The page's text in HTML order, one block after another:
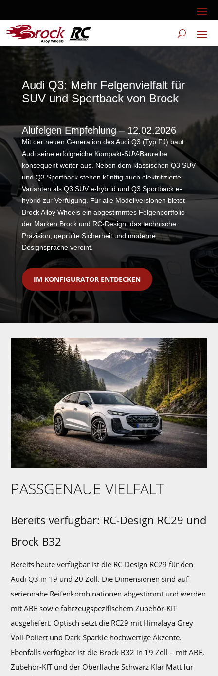
Audi Q3: Mehr Felgenvielfalt für
SUV und Sportback von Brock
Alufelgen Empfehlung – 12.02.2026
Mit der neuen Generation des Audi Q3 (Typ FJ) baut
Audi seine erfolgreiche Kompakt-SUV-Baureihe
konsequent weiter aus. Neben dem klassischen Q3 SUV
und Q3 Sportback stehen künftig auch elektrifizierte
Varianten als Q3 SUV e-hybrid und Q3 Sportback e-
hybrid zur Verfügung. Für alle Modellversionen bietet
Brock Alloy Wheels ein abgestimmtes Felgenportfolio
der Marken Brock und RC-Design, das technische
Präzision, geprüfte Sicherheit und moderne
Designsprache vereint.
IM KONFIGURATOR ENTDECKEN
PASSGENAUE VIELFALT
Bereits verfügbar: RC-Design RC29 und
Brock B32
Bereits heute verfügbar ist die RC-Design RC29 für den
Audi Q3 in 19 und 20 Zoll. Die Dimensionen sind auf
seriennahe Reifenkombinationen abgestimmt und werden
mit ABE sowie fahrzeugspezifischem Zubehör-KIT
ausgeliefert. Optisch setzt die RC29 mit Himalaya Grey
Voll-Poliert und Dark Sparkle hochwertige Akzente.
Ebenfalls verfügbar ist die Brock B32 in 19 Zoll – mit ABE,
Zubehör-KIT und der Oberfläche Schwarz Klar Matt für